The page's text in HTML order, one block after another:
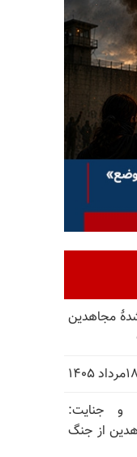
شدهٔ مجاهدین
و جنایت:
از جنگ